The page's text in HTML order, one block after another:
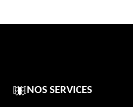
NOS SERVICES